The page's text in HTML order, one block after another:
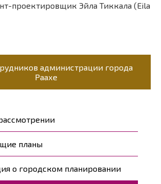
планы
о городском планировании
проектировщик Эйла Тиккала (Eila
администрации города
Раахе